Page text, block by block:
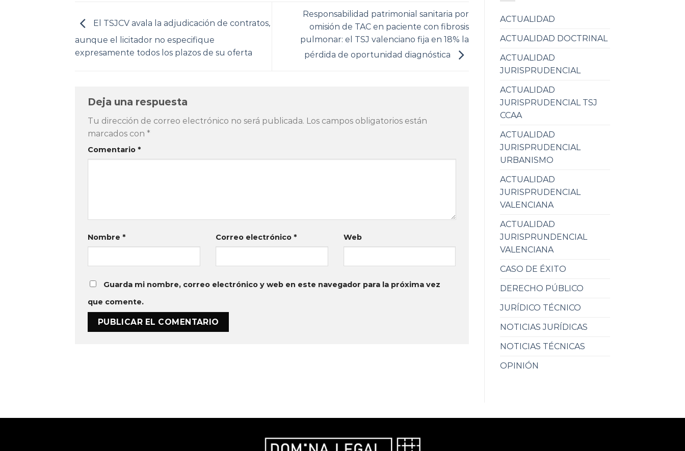
El TSJCV avala la adjudicación de contratos,
aunque el licitador no especifique
expresamente todos los plazos de su oferta
Responsabilidad patrimonial sanitaria por
omisión de TAC en paciente con fibrosis
pulmonar: el TSJ valenciano fija en 18% la
pérdida de oportunidad diagnóstica
Deja una respuesta
Tu dirección de correo electrónico no será publicada. Los campos obligatorios están
marcados con *
Comentario *
Nombre * Correo electrónico * Web
Guarda mi nombre, correo electrónico y web en este navegador para la próxima vez
que comente.
ACTUALIDAD
ACTUALIDAD DOCTRINAL
ACTUALIDAD
JURISPRUDENCIAL
ACTUALIDAD
JURISPRUDENCIAL TSJ
CCAA
ACTUALIDAD
JURISPRUDENCIAL
URBANISMO
ACTUALIDAD
JURISPRUDENCIAL
VALENCIANA
ACTUALIDAD
JURISPRUNDENCIAL
VALENCIANA
CASO DE ÉXITO
DERECHO PÚBLICO
JURÍDICO TÉCNICO
NOTICIAS JURÍDICAS
NOTICIAS TÉCNICAS
OPINIÓN